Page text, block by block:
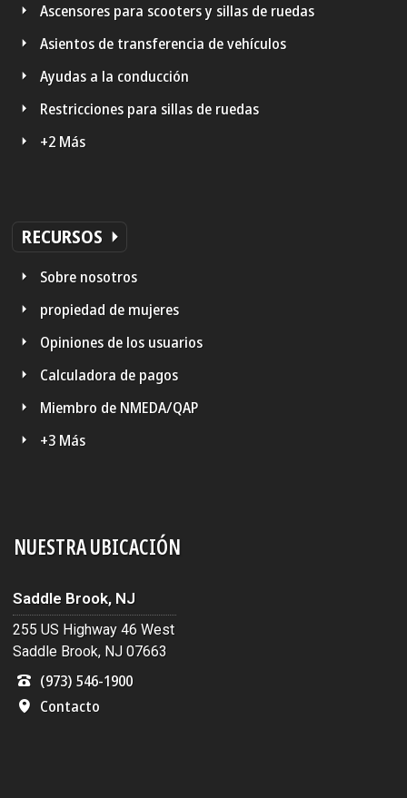
Ascensores para scooters y sillas de ruedas
Asientos de transferencia de vehículos
Ayudas a la conducción
Restricciones para sillas de ruedas
+2 Más
RECURSOS
Sobre nosotros
propiedad de mujeres
Opiniones de los usuarios
Calculadora de pagos
Miembro de NMEDA/QAP
+3 Más
NUESTRA UBICACIÓN
Saddle Brook, NJ
255 US Highway 46 West
Saddle Brook, NJ 07663
(973) 546-1900
Contacto